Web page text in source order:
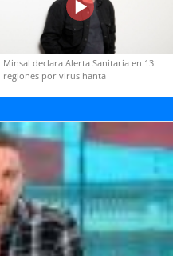
Minsal declara Alerta Sanitaria en 13
regiones por virus hanta